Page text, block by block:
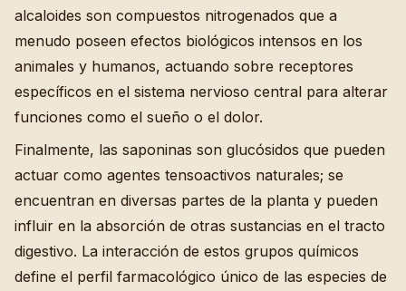
alcaloides son compuestos nitrogenados que a
menudo poseen efectos biológicos intensos en los
animales y humanos, actuando sobre receptores
específicos en el sistema nervioso central para alterar
funciones como el sueño o el dolor.
Finalmente, las saponinas son glucósidos que pueden
actuar como agentes tensoactivos naturales; se
encuentran en diversas partes de la planta y pueden
influir en la absorción de otras sustancias en el tracto
digestivo. La interacción de estos grupos químicos
define el perfil farmacológico único de las especies de